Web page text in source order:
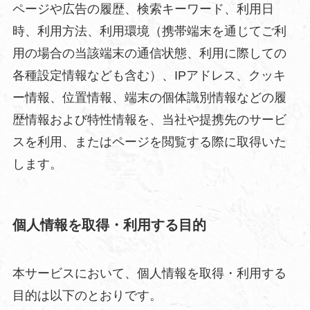
ページや広告の履歴、検索キーワード、利用日
時、利用方法、利用環境（携帯端末を通じてご利
用の場合の当該端末の通信状態、利用に際しての
各種設定情報なども含む）、IPアドレス、クッキ
ー情報、位置情報、端末の個体識別情報などの履
歴情報および特性情報を、当社や提携先のサービ
スを利用、またはページを閲覧する際に取得いた
します。
個人情報を取得・利用する目的
本サービスにおいて、個人情報を取得・利用する
目的は以下のとおりです。